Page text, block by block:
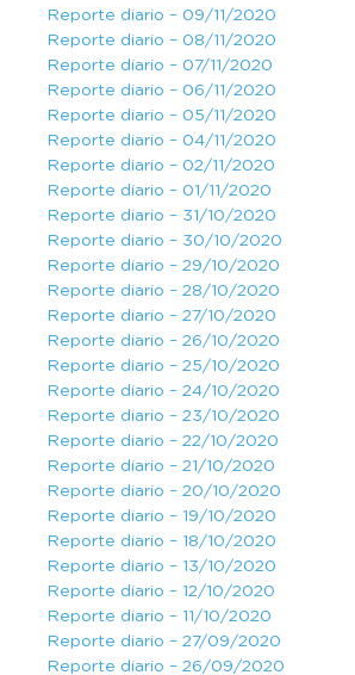
Reporte diario – 09/11/2020
Reporte diario – 08/11/2020
Reporte diario – 07/11/2020
Reporte diario – 06/11/2020
Reporte diario – 05/11/2020
Reporte diario – 04/11/2020
Reporte diario – 02/11/2020
Reporte diario – 01/11/2020
Reporte diario – 31/10/2020
Reporte diario – 30/10/2020
Reporte diario – 29/10/2020
Reporte diario – 28/10/2020
Reporte diario – 27/10/2020
Reporte diario – 26/10/2020
Reporte diario – 25/10/2020
Reporte diario – 24/10/2020
Reporte diario – 23/10/2020
Reporte diario – 22/10/2020
Reporte diario – 21/10/2020
Reporte diario – 20/10/2020
Reporte diario – 19/10/2020
Reporte diario – 18/10/2020
Reporte diario – 13/10/2020
Reporte diario – 12/10/2020
Reporte diario – 11/10/2020
Reporte diario – 27/09/2020
Reporte diario – 26/09/2020